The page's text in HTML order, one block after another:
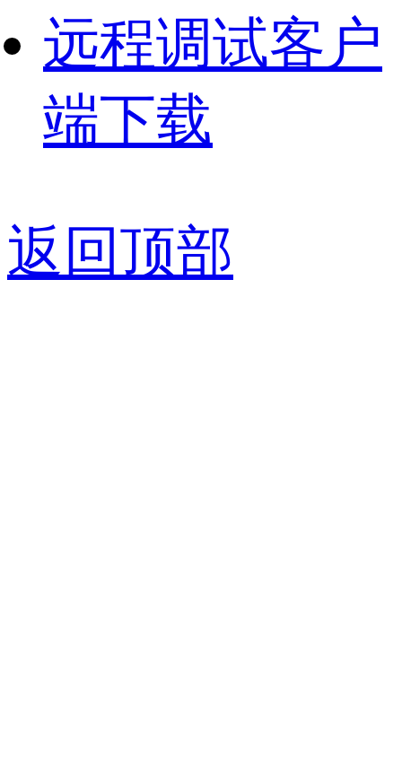
远程调试客户
端下载
返回顶部